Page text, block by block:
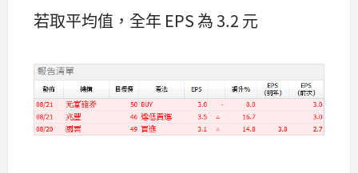
若取平均值，全年 EPS 為 3.2 元